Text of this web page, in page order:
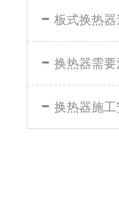
- 板式换热
- 换热器需
- 换热器施